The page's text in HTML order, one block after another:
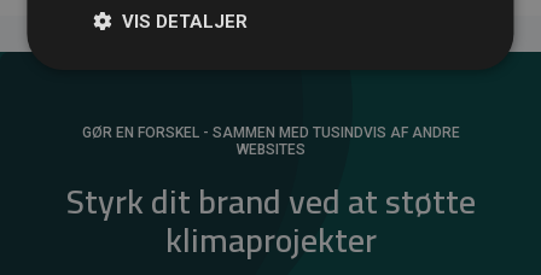
GØR EN FORSKEL - SAMMEN MED TUSINDVIS AF ANDRE
WEBSITES
Styrk dit brand ved at støtte
klimaprojekter
VIS DETALJER